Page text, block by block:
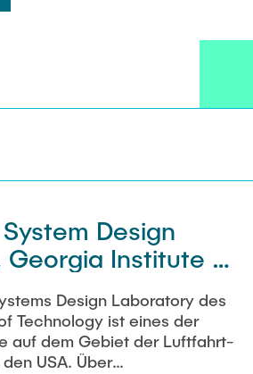
Design
Georgia Institute of
Design Laboratory des
Technology ist eines der
auf dem Gebiet der Luftfahrt-
USA. Über